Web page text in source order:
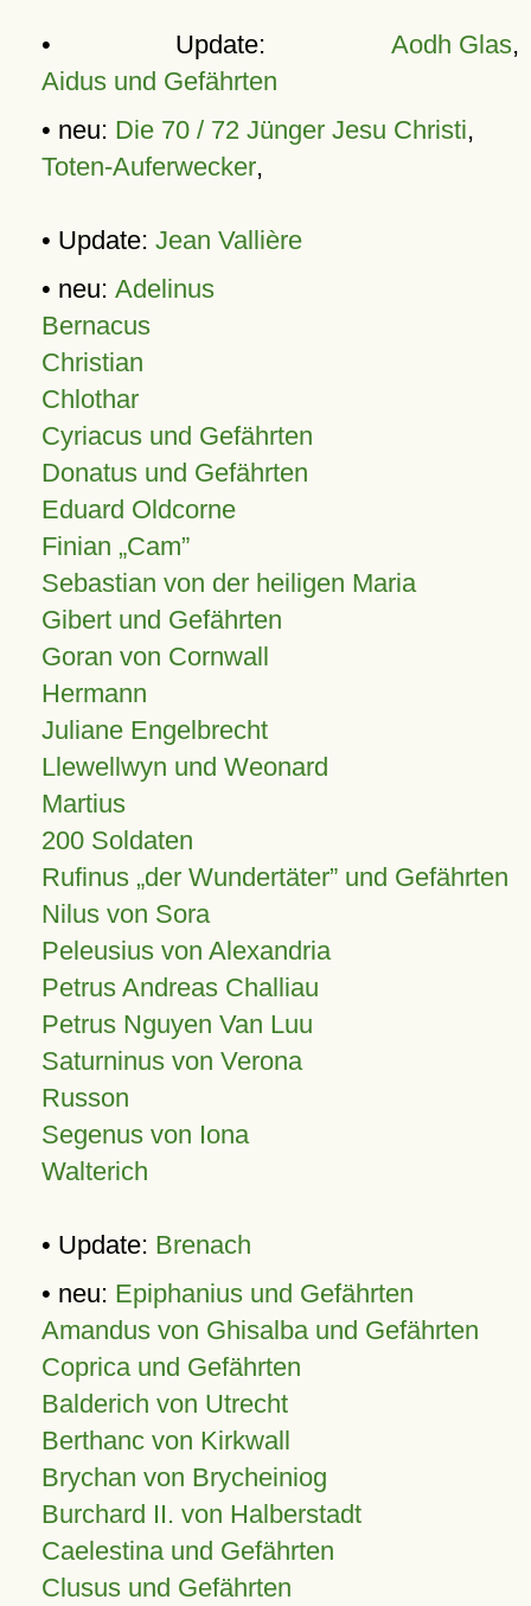
• Update: Aodh Glas,
Aidus und Gefährten
• neu: Die 70 / 72 Jünger Jesu Christi,
Toten-Auferwecker,
• Update: Jean Vallière
• neu: Adelinus
Bernacus
Christian
Chlothar
Cyriacus und Gefährten
Donatus und Gefährten
Eduard Oldcorne
Finian Cam
Sebastian von der heiligen Maria
Gibert und Gefährten
Goran von Cornwall
Hermann
Juliane Engelbrecht
Llewellwyn und Weonard
Martius
200 Soldaten
Rufinus „der Wundertäter” und Gefährten
Nilus von Sora
Peleusius von Alexandria
Petrus Andreas Challiau
Petrus Nguyen Van Luu
Saturninus von Verona
Russon
Segenus von Iona
Walterich
• Update: Brenach
• neu: Epiphanius und Gefährten
Amandus von Ghisalba und Gefährten
Coprica und Gefährten
Balderich von Utrecht
Berthanc von Kirkwall
Brychan von Brycheiniog
Burchard II. von Halberstadt
Caelestina und Gefährten
Clusus und Gefährten